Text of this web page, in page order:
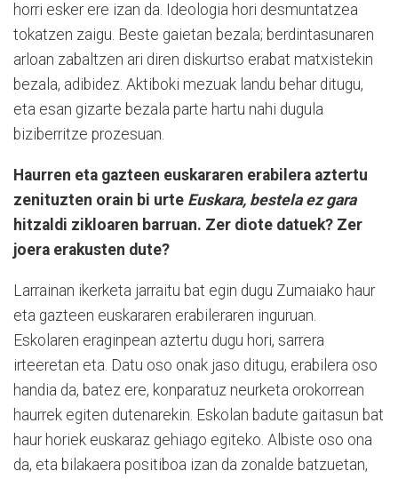
horri esker ere izan da. Ideologia hori desmuntatzea
tokatzen zaigu. Beste gaietan bezala; berdintasunaren
arloan zabaltzen ari diren diskurtso erabat matxistekin
bezala, adibidez. Aktiboki mezuak landu behar ditugu,
eta esan gizarte bezala parte hartu nahi dugula
biziberritze prozesuan.
Haurren eta gazteen euskararen erabilera aztertu
zenituzten orain bi urte Euskara, bestela ez gara
hitzaldi zikloaren barruan. Zer diote datuek? Zer
joera erakusten dute?
Larrainan ikerketa jarraitu bat egin dugu Zumaiako haur
eta gazteen euskararen erabileraren inguruan.
Eskolaren eraginpean aztertu dugu hori, sarrera
irteeretan eta. Datu oso onak jaso ditugu, erabilera oso
handia da, batez ere, konparatuz neurketa orokorrean
haurrek egiten dutenarekin. Eskolan badute gaitasun bat
haur horiek euskaraz gehiago egiteko. Albiste oso ona
da, eta bilakaera positiboa izan da zonalde batzuetan,